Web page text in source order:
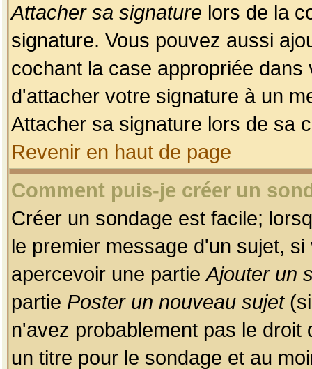
Attacher sa signature lors de la
signature. Vous pouvez aussi
cochant la case appropriée
d'attacher votre signature à un
Attacher sa signature lors de sa
Revenir en haut de page
Comment puis-je créer un
Créer un sondage est facile;
le premier message d'un sujet,
apercevoir une partieAjouter un
partie Poster un nouveau sujet(si
n'avez probablement pas le
un titre pour le sondage et au